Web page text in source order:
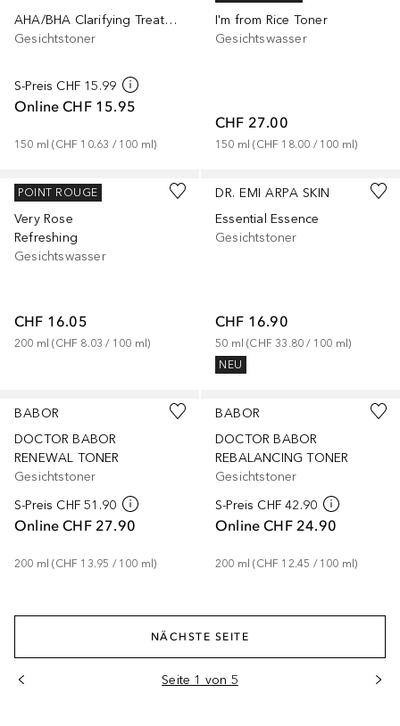
AHA/BHA Clarifying Treatment
Gesichtstoner
S-Preis CHF 15.99
Online CHF 15.95
150 ml (CHF 10.63 / 100 ml)
I'm from Rice Toner
Gesichtswasser
CHF 27.00
150 ml (CHF 18.00 / 100 ml)
NUXE
Very Rose
Refreshing
Gesichtswasser
CHF 16.05
200 ml (CHF 8.03 / 100 ml)
POINT ROUGE
DR. EMI ARPA SKIN
Essential Essence
Gesichtstoner
CHF 16.90
50 ml (CHF 33.80 / 100 ml)
NEU
BABOR
DOCTOR BABOR
RENEWAL TONER
Gesichtstoner
S-Preis CHF 51.90
Online CHF 27.90
200 ml (CHF 13.95 / 100 ml)
BABOR
DOCTOR BABOR
REBALANCING TONER
Gesichtstoner
S-Preis CHF 42.90
Online CHF 24.90
200 ml (CHF 12.45 / 100 ml)
NÄCHSTE SEITE
Seite 1 von 5